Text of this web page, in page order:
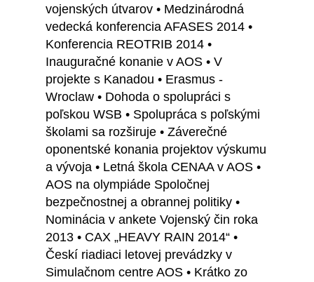
vojenských útvarov • Medzinárodná
vedecká konferencia AFASES 2014 •
Konferencia REOTRIB 2014 •
Inauguračné konanie v AOS • V
projekte s Kanadou • Erasmus -
Wroclaw • Dohoda o spolupráci s
poľskou WSB • Spolupráca s poľskými
školami sa rozširuje • Záverečné
oponentské konania projektov výskumu
a vývoja • Letná škola CENAA v AOS •
AOS na olympiáde Spoločnej
bezpečnostnej a obrannej politiky •
Nominácia v ankete Vojenský čin roka
2013 • CAX „HEAVY RAIN 2014“ •
Českí riadiaci letovej prevádzky v
Simulačnom centre AOS • Krátko zo